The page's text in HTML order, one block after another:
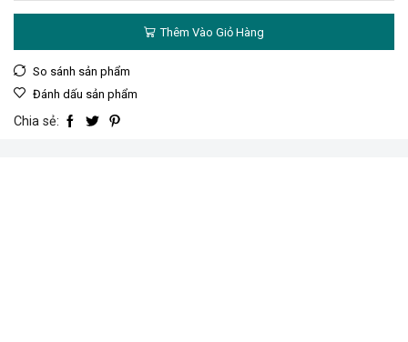
Thêm Vào Giỏ Hàng
So sánh sản phẩm
Đánh dấu sản phẩm
Chia sẻ: